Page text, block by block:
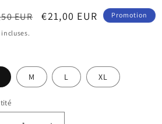
EUR
Prix
€21,00 EUR Promotion
incluses.
M L XL